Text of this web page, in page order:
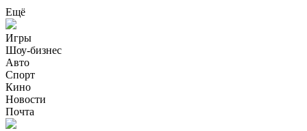
Ещё
Игры
Шоу-бизнес
Авто
Спорт
Кино
Новости
Почта